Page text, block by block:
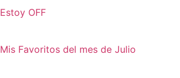
Estoy OFF
Mis Favoritos del mes de Julio